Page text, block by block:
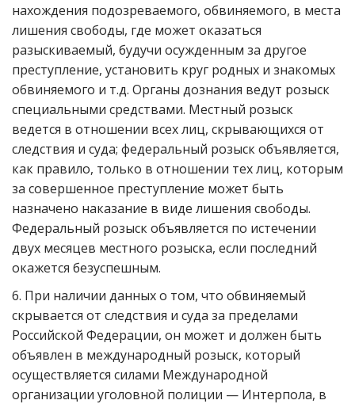
нахождения подозреваемого, обвиняемого, в места
лишения свободы, где может оказаться
разыскиваемый, будучи осужденным за другое
преступление, установить круг родных и знакомых
обвиняемого и т.д. Органы дознания ведут розыск
специальными средствами. Местный розыск
ведется в отношении всех лиц, скрывающихся от
следствия и суда; федеральный розыск объявляется,
как правило, только в отношении тех лиц, которым
за совершенное преступление может быть
назначено наказание в виде лишения свободы.
Федеральный розыск объявляется по истечении
двух месяцев местного розыска, если последний
окажется безуспешным.
6. При наличии данных о том, что обвиняемый
скрывается от следствия и суда за пределами
Российской Федерации, он может и должен быть
объявлен в международный розыск, который
осуществляется силами Международной
организации уголовной полиции — Интерпола, в